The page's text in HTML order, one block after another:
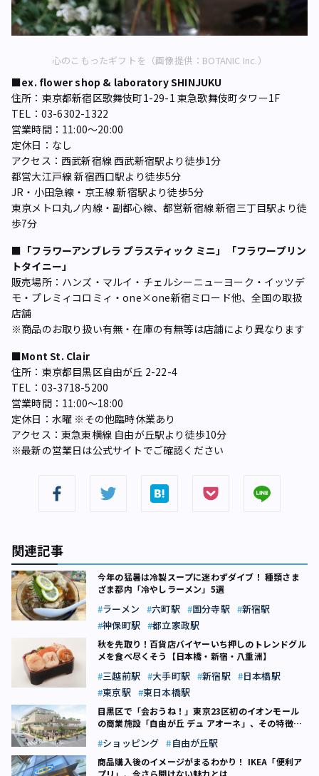
心のこもったギフトを（画像提供：BOTANIC Inc.）
■ex. flower shop & laboratory SHINJUKU
住所：東京都新宿区歌舞伎町1-29-1 東急歌舞伎町タワー1F
TEL：03-6302-1322
営業時間：11:00～20:00
定休日：なし
アクセス：西武新宿線 西武新宿駅より徒歩1分
都営大江戸線 新宿西口駅より徒歩5分
JR・小田急線・京王線 新宿駅より徒歩5分
東京メトロ丸ノ内線・副都心線、都営新宿線 新宿三丁目駅より徒
歩7分
■「フラワーアンブレラ プラスティック ミニ」「フラワープリン
トタイニー」
販売場所：ハンズ・マルイ・チェルシーニューヨーク・イッツデ
モ・プレミィコロミィ・one×one新宿ミロード他、全国の取扱
店舗
※商品のお取り扱い有無・在庫の有無等は店舗により異なります
■Mont St. Clair
住所：東京都目黒区自由が丘 2-22-4
TEL：03-3718-5200
営業時間：11:00～18:00
定休日：水曜 ※その他臨時休業あり
アクセス：東急東横線 自由が丘駅より徒歩10分
※最新の営業日は公式サイトでご確認ください
関連記事
今年の猛暑は冷製スープに迷わずダイブ！ 種類さま
ざま都内「冷やしラーメン」5選
ラーメン 六町駅 国分寺駅
新宿駅
神保町駅
都立家政駅
秋を先取り！百貨店バイヤーいち押しのトレンドグル
メを食べ尽くそう【日本橋・新宿・八重洲】
三越前駅 大手町駅 新宿駅
日本橋駅
東京駅
東日本橋駅
目黒区で「会おうね！」――東京23区初のイオンモール
の商業施設「自由が丘 デュ アオーネ」、その特徴
ショッピング 自由が丘駅
商品購入後のイメージがまるわかり！ IKEA「便利ア
プリ」、今さら聞けない魅力とは